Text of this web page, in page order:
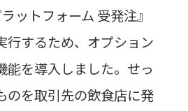
ットフォーム 受発注』
行するため、オプション
能を導入しました。せっ
のを取引先の飲食店に発